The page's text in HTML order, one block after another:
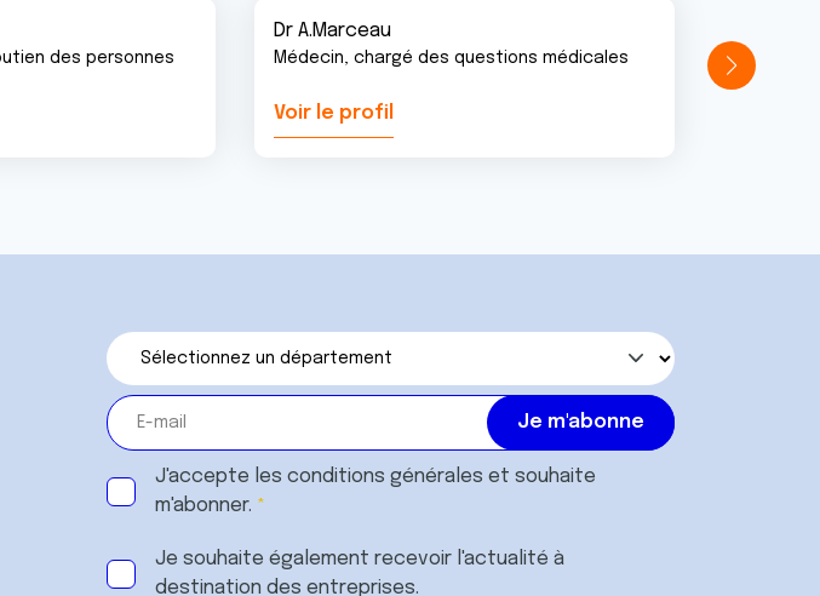
des personnes
Dr A.Marceau
Médecin, chargé des questions médicales
Voir le profil
J'accepte les conditions générales et souhaite
m'abonner.
Je souhaite également recevoir l'actualité à
destination des entreprises.